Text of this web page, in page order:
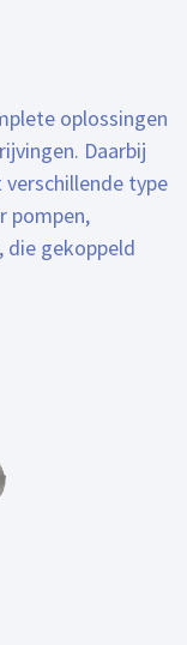
oplossingen
Daarbij
type
pompen,
gekoppeld